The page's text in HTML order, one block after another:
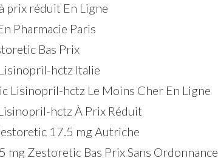
prix réduit En Ligne
Pharmacie Paris
Bas Prix
hctz Italie
Lisinopril-hctz Le Moins Cher En Ligne
hctz À Prix Réduit
17.5 mg Autriche
mg Zestoretic Bas Prix Sans Ordonnance